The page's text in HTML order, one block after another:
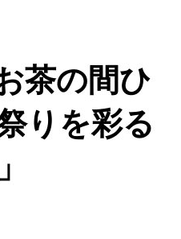
茶の間ひ
りを彩る